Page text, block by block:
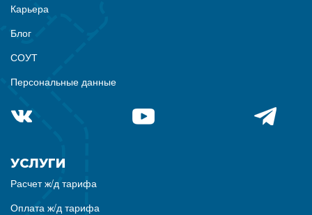
Карьера
Блог
СОУТ
Персональные данные
УСЛУГИ
Расчет ж/д тарифа
Оплата ж/д тарифа